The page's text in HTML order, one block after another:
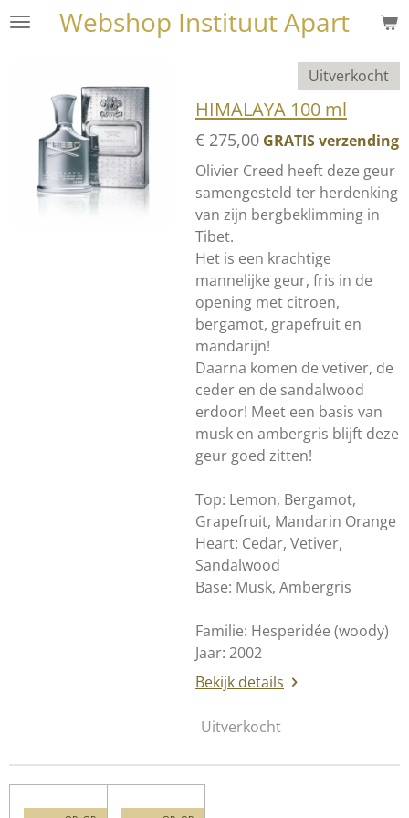
Ga
hoofdinhoud
Webshop Instituut Apart
Uitverkocht
HIMALAYA 100 ml
€ 275,00 GRATIS verzending
Olivier Creed heeft deze geur
samengesteld ter herdenking
van zijn bergbeklimming in
Tibet.
Het is een krachtige
mannelijke geur, fris in de
opening met citroen,
bergamot, grapefruit en
mandarijn!
Daarna komen de vetiver, de
ceder en de sandalwood
erdoor! Meet een basis van
musk en ambergris blijft deze
geur goed zitten!
Top: Lemon, Bergamot,
Grapefruit, Mandarin Orange
Heart: Cedar, Vetiver,
Sandalwood
Base: Musk, Ambergris
Familie: Hesperidée (woody)
Jaar: 2002
Bekijk details
Uitverkocht